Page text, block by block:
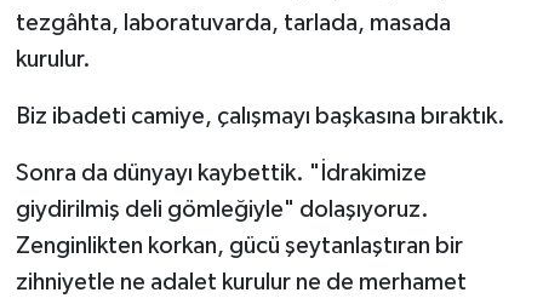
tezgâhta, laboratuvarda, tarlada, masada
kurulur.
Biz ibadeti camiye, çalışmayı başkasına bıraktık.
Sonra da dünyayı kaybettik. "İdrakimize
giydirilmiş deli gömleğiyle" dolaşıyoruz.
Zenginlikten korkan, gücü şeytanlaştıran bir
zihniyetle ne adalet kurulur ne de merhamet